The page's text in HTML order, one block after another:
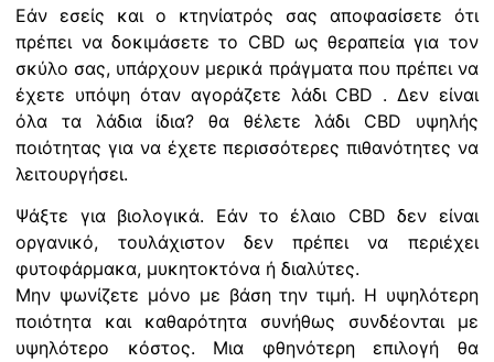
Εάν εσείς και ο κτηνίατρός σας αποφασίσετε ότι
πρέπει να δοκιμάσετε το CBD ως θεραπεία για τον
σκύλο σας, υπάρχουν μερικά πράγματα που πρέπει να
έχετε υπόψη όταν αγοράζετε λάδι CBD . Δεν είναι
όλα τα λάδια ίδια? θα θέλετε λάδι CBD υψηλής
ποιότητας για να έχετε περισσότερες πιθανότητες να
λειτουργήσει.
Ψάξτε για βιολογικά. Εάν το έλαιο CBD δεν είναι
οργανικό, τουλάχιστον δεν πρέπει να περιέχει
φυτοφάρμακα, μυκητοκτόνα ή διαλύτες.
Μην ψωνίζετε μόνο με βάση την τιμή. Η υψηλότερη
ποιότητα και καθαρότητα συνήθως συνδέονται με
υψηλότερο κόστος. Μια φθηνότερη επιλογή θα